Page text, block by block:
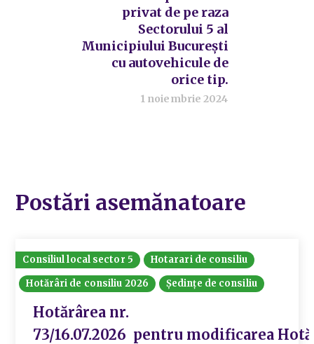
privat de pe raza
Sectorului 5 al
Municipiului București
cu autovehicule de
orice tip.
1 noiembrie 2024
Postări asemănatoare
Consiliul local sector 5
Hotarari de consiliu
Hotărâri de consiliu 2026
Ședințe de consiliu
Hotărârea nr.
73/16.07.2026 pentru modificarea